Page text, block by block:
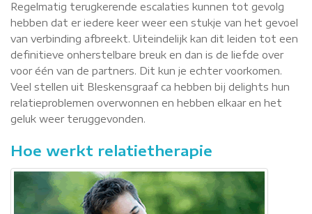
Regelmatig terugkerende escalaties kunnen tot gevolg
hebben dat er iedere keer weer een stukje van het gevoel
van verbinding afbreekt. Uiteindelijk kan dit leiden tot een
definitieve onherstelbare breuk en dan is de liefde over
voor één van de partners. Dit kun je echter voorkomen.
Veel stellen uit Bleskensgraaf ca hebben bij delights hun
relatieproblemen overwonnen en hebben elkaar en het
geluk weer teruggevonden.
Hoe werkt relatietherapie